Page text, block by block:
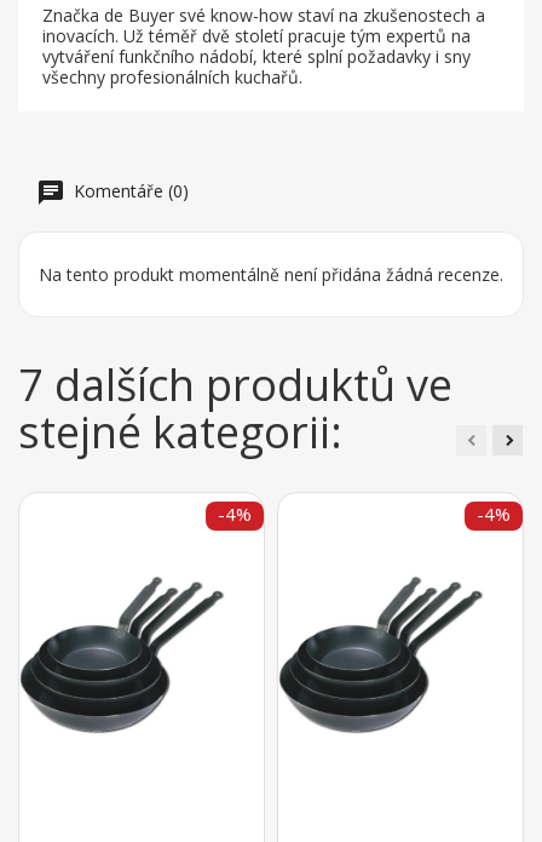
Značka de Buyer své know-how staví na zkušenostech a
inovacích. Už téměř dvě století pracuje tým expertů na
vytváření funkčního nádobí, které splní požadavky i sny
všechny profesionálních kuchařů.
Komentáře (0)
Na tento produkt momentálně není přidána žádná recenze.
7 dalších produktů ve
stejné kategorii:
-4% -4%